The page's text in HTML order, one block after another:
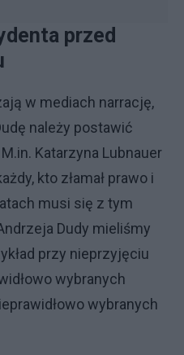
przed
w mediach narrację,
należy postawić
Katarzyna Lubnauer
kto złamał prawo i
musi się z tym
Dudy mieliśmy
przy nieprzyjęciu
wybranych
wybranych